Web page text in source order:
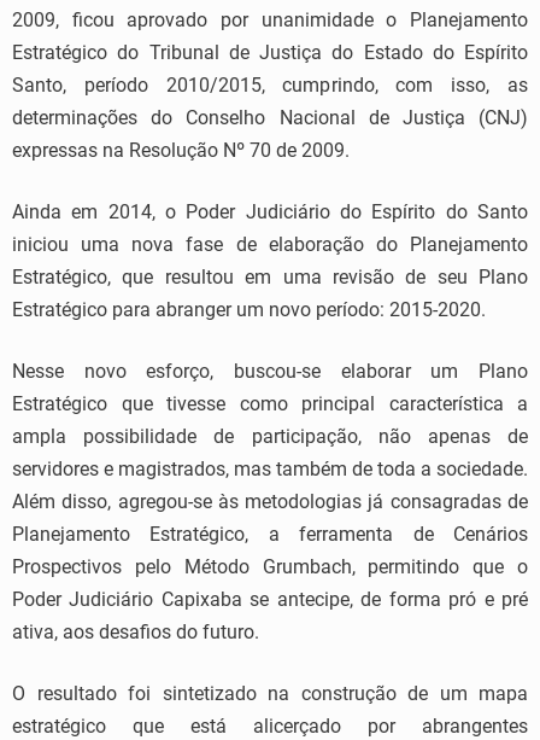
2009, ficou aprovado por unanimidade o Planejamento
Estratégico do Tribunal de Justiça do Estado do Espírito
Santo, período 2010/2015, cumprindo, com isso, as
determinações do Conselho Nacional de Justiça (CNJ)
expressas na Resolução Nº 70 de 2009.
Ainda em 2014, o Poder Judiciário do Espírito do Santo
iniciou uma nova fase de elaboração do Planejamento
Estratégico, que resultou em uma revisão de seu Plano
Estratégico para abranger um novo período: 2015-2020.
Nesse novo esforço, buscou-se elaborar um Plano
Estratégico que tivesse como principal característica a
ampla possibilidade de participação, não apenas de
servidores e magistrados, mas também de toda a sociedade.
Além disso, agregou-se às metodologias já consagradas de
Planejamento Estratégico, a ferramenta de Cenários
Prospectivos pelo Método Grumbach, permitindo que o
Poder Judiciário Capixaba se antecipe, de forma pró e pré
ativa, aos desafios do futuro.
O resultado foi sintetizado na construção de um mapa
estratégico que está alicerçado por abrangentes